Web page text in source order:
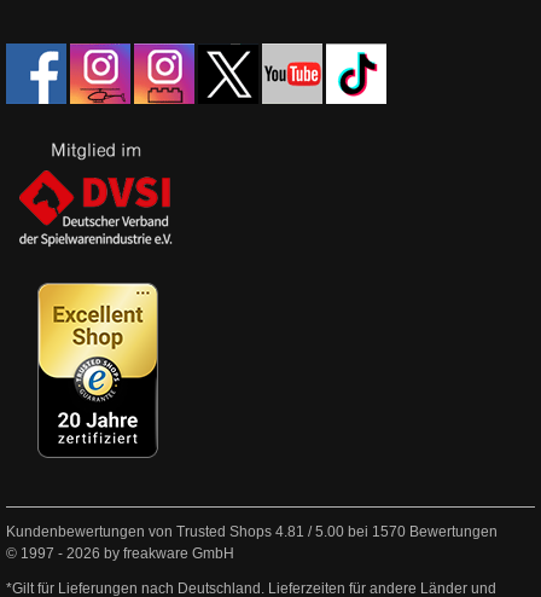
Kundenbewertungen von Trusted Shops 4.81 /5.00 bei 1570 Bewertungen
© 1997 - 2026 by freakware GmbH
*Gilt für Lieferungen nach Deutschland. Lieferzeiten für andere Länder und